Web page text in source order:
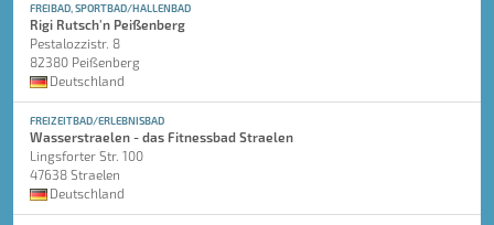
FREIBAD, SPORTBAD/HALLENBAD
Rigi Rutsch'n Peißenberg
Pestalozzistr. 8
82380 Peißenberg
Deutschland
FREIZEITBAD/ERLEBNISBAD
Wasserstraelen - das Fitnessbad Straelen
Lingsforter Str. 100
47638 Straelen
Deutschland